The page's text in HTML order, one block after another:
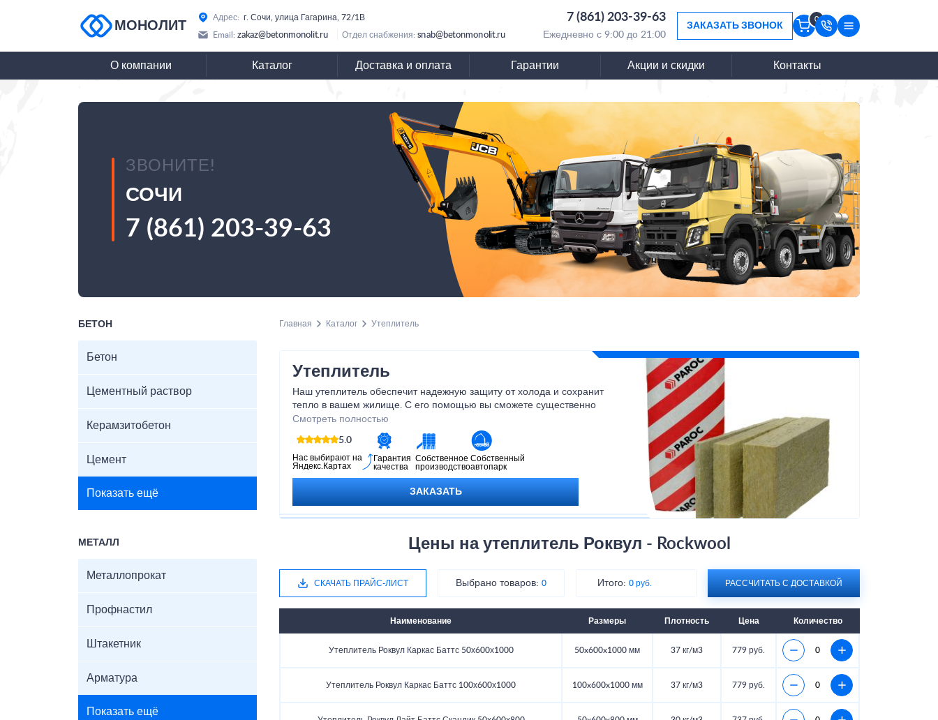
МОНОЛИТ
Адрес: г. Сочи, улица Гагарина, 72/1В 7 (861) 203-39-63
Email: zakaz@betonmonolit.ru Отдел снабжения: snab@betonmonolit.ru Ежедневно с 9:00 до 21:00
ЗАКАЗАТЬ ЗВОНОК
0
О компании Каталог Доставка и оплата Гарантии Акции и скидки Контакты
ЗВОНИТЕ!
СОЧИ
7 (861) 203-39-63
БЕТОН
Бетон
Цементный раствор
Керамзитобетон
Цемент
Показать ещё
МЕТАЛЛ
Металлопрокат
Профнастил
Штакетник
Арматура
Показать ещё
Главная Каталог Утеплитель
Утеплитель
Наш утеплитель обеспечит надежную защиту от холода и сохранит
тепло в вашем жилище. С его помощью вы сможете существенно
снизить затраты на отопление и создать идеальный микроклимат в
любое время года. Выбирая наш утеплитель, вы выбираете качество,
надежность и долговечность. Позвольте себе наслаждаться теплом и
комфортом каждый день - выбирайте наш утеплитель и ощутите
разницу!
Смотреть полностью
5.0
Нас выбирают на
Яндекс.Картах
Гарантия
качества
Собственное
производство
Собственный
автопарк
ЗАКАЗАТЬ
Цены на утеплитель Роквул - Rockwool
СКАЧАТЬ ПРАЙС-ЛИСТ Выбрано товаров: 0 Итого:0 руб. РАССЧИТАТЬ С ДОСТАВКОЙ
Наименование Размеры Плотность Цена Количество
Утеплитель Роквул Каркас Баттс 50х600х1000 50x600x1000 мм 37 кг/м3 779 руб.
Утеплитель Роквул Каркас Баттс 100х600х1000 100x600x1000 мм 37 кг/м3 779 руб.